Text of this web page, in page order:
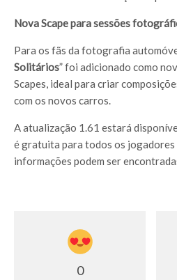
Nova Scape para sessões
Para os fãs da fotografia
Solitários” foi adicionado como
Scapes, ideal para criar
com os novos carros.
A atualização 1.61 estará
é gratuita para todos os jogadores
informações podem ser
0